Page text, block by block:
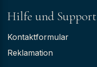
Hilfe und Support
Kontaktformular
Reklamation